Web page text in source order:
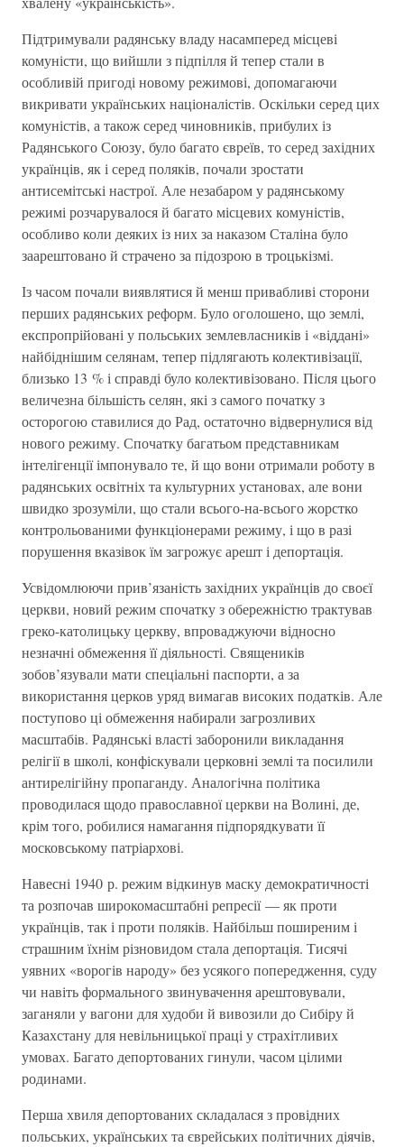
Підтримували радянську владу насамперед місцеві
комуністи, що вийшли з підпілля й тепер стали в
особливій пригоді новому режимові, допомагаючи
викривати українських націоналістів. Оскільки серед цих
комуністів, а також серед чиновників, прибулих із
Радянського Союзу, було багато євреїв, то серед західних
українців, як і серед поляків, почали зростати
антисемітські настрої. Але незабаром у радянському
режимі розчарувалося й багато місцевих комуністів,
особливо коли деяких із них за наказом Сталіна було
заарештовано й страчено за підозрою в троцькізмі.
Із часом почали виявлятися й менш привабливі сторони
перших радянських реформ. Було оголошено, що землі,
експропрійовані у польських землевласників і «віддані»
найбіднішим селянам, тепер підлягають колективізації,
близько 13 % і справді було колективізовано. Після цього
величезна більшість селян, які з самого початку з
осторогою ставилися до Рад, остаточно відвернулися від
нового режиму. Спочатку багатьом представникам
інтелігенції імпонувало те, й що вони отримали роботу в
радянських освітніх та культурних установах, але вони
швидко зрозуміли, що стали всього-на-всього жорстко
контрольованими функціонерами режиму, і що в разі
порушення вказівок їм загрожує арешт і депортація.
Усвідомлюючи прив’язаність західних українців до своєї
церкви, новий режим спочатку з обережністю трактував
греко-католицьку церкву, впроваджуючи відносно
незначні обмеження її діяльності. Священиків
зобов’язували мати спеціальні паспорти, а за
використання церков уряд вимагав високих податків. Але
поступово ці обмеження набирали загрозливих
масштабів. Радянські власті заборонили викладання
релігії в школі, конфіскували церковні землі та посилили
антирелігійну пропаганду. Аналогічна політика
проводилася щодо православної церкви на Волині, де,
крім того, робилися намагання підпорядкувати її
московському патріархові.
Навесні 1940 р. режим відкинув маску демократичності
та розпочав широкомасштабні репресії — як проти
українців, так і проти поляків. Найбільш поширеним і
страшним їхнім різновидом стала депортація. Тисячі
уявних «ворогів народу» без усякого попередження, суду
чи навіть формального звинувачення арештовували,
заганяли у вагони для худоби й вивозили до Сибіру й
Казахстану для невільницької праці у страхітливих
умовах. Багато депортованих гинули, часом цілими
родинами.
Перша хвиля депортованих складалася з провідних
польських, українських та єврейських політичних діячів,